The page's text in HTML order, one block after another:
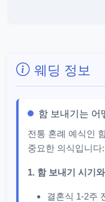
웨딩 정보
함 보내기는 어
전통 혼례 예식인
중요한 의식입니다:
1. 함 보내기 시기
결혼식 1-2주